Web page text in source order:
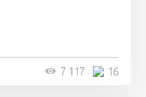
16
7 117